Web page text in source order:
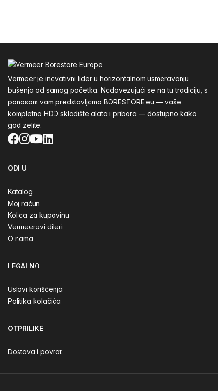
Vermeer je inovativni lider u horizontalnom usmeravanju
bušenja od samog početka. Nadovezujući se na tu tradiciju, s
ponosom vam predstavljamo BORESTORE.eu — vaše
kompletno HDD skladište alata i pribora — dostupno kako
god želite.
Facebook
Instagram
YouTube
LinkedIn
ODI U
Katalog
Moj račun
Kolica za kupovinu
Vermeerovi dileri
O nama
LEGALNO
Uslovi korišćenja
Politika kolačića
OTPRILIKE
Dostava i povrat